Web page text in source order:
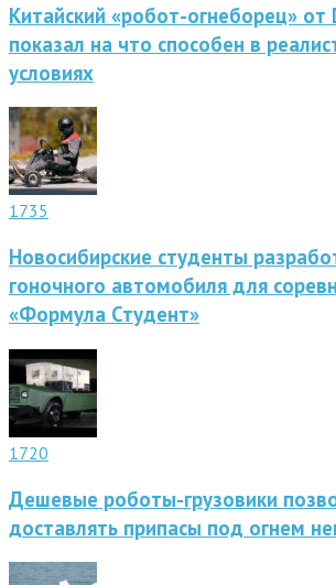
Китайский «робот-огнеборец» от
показал на что способен в
условиях
1735
Новосибирские студенты
гоночного автомобиля для
«Формула Студент»
1720
Дешевые роботы-грузовики
доставлять припасы под огнем